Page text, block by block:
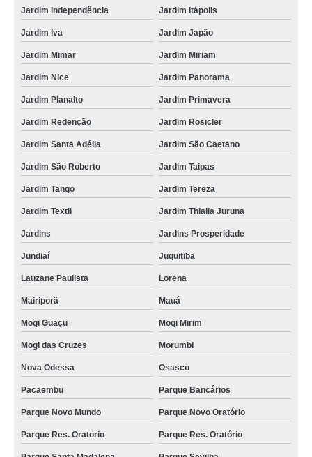
moldadora monobloco mussarela Itaú de Minas
qual o valor de monobloco para mussarela usado São João Clímaco
distribuidor de monobloco queijo Sergipe
distribuidor de monobloco para mussarela usado Volta Redonda
máquina monobloco para mussarela Viçosa
qual o valor de monobloco para mussarela usado Vila Sonia
monobloco mussarela Parque Sevilha
distribuidor de monobloco para mussarela Maringá
monobloco mussarela usado Parque Sevilha
distribuidor de monobloco para queijo mussarela Jardim Ana Rosa
distribuidor de máquina monobloco para mussarela Vila Curuçá
distribuidor de máquina monobloco para mussarela Capão do Embira
monobloco mussarela usado Pirituba
moldadora monobloco mussarela orçamento Tubarão
monobloco queijo orçamento Paraíba
monobloco queijo preços Vila Ivone
Jardim Independência Jardim Itápolis
Jardim Iva Jardim Japão
Jardim Mimar Jardim Miriam
Jardim Nice Jardim Panorama
Jardim Planalto Jardim Primavera
Jardim Redenção Jardim Rosicler
Jardim Santa Adélia Jardim São Caetano
Jardim São Roberto Jardim Taipas
Jardim Tango Jardim Tereza
Jardim Textil Jardim Thialia Juruna
Jardins Jardins Prosperidade
Jundiaí Juquitiba
Lauzane Paulista Lorena
Mairiporã Mauá
Mogi Guaçu Mogi Mirim
Mogi das Cruzes Morumbi
Nova Odessa Osasco
Pacaembu Parque Bancários
Parque Novo Mundo Parque Novo Oratório
Parque Res. Oratorio Parque Res. Oratório